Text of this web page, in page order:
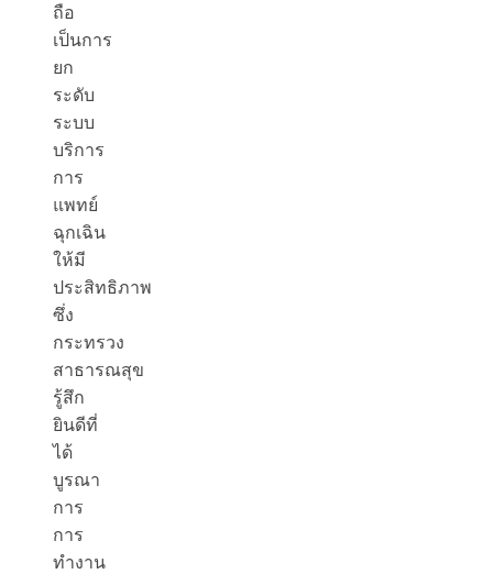
ถือ
เป็นการ
ยก
ระดับ
ระบบ
บริการ
การ
แพทย์
ฉุกเฉิน
ให้มี
ประสิทธิภาพ
ซึ่ง
กระทรวง
สาธารณสุข
รู้สึก
ยินดีที่
ได้
บูรณา
การ
การ
ทำงาน